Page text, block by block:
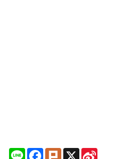
LineFacebook
PlurkX Sina